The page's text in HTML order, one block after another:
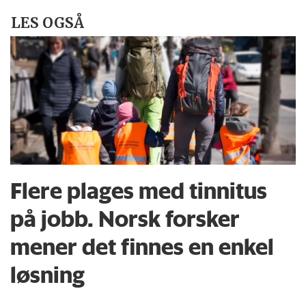
LES OGSÅ
Flere plages med tinnitus
på jobb. Norsk forsker
mener det finnes en enkel
løsning